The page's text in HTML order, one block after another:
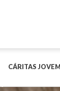
CÁRITAS JOVEM